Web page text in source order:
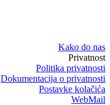
Kako do nas
Privatnost
Politika privatnosti
Dokumentacija o privatnosti
Postavke kolačića
WebMail